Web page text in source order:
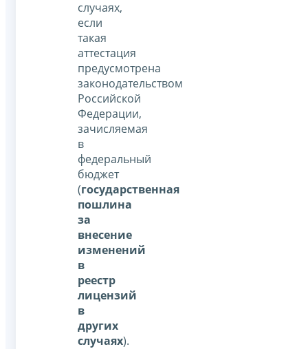
случаях,
если
такая
аттестация
предусмотрена
законодательством
Российской
Федерации,
зачисляемая
в
федеральный
бюджет
(государственная
пошлина
за
внесение
изменений
в
реестр
лицензий
в
других
случаях).